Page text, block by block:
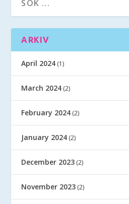
ARKIV
April 2024 (1)
March 2024 (2)
February 2024 (2)
January 2024 (2)
December 2023 (2)
November 2023 (2)